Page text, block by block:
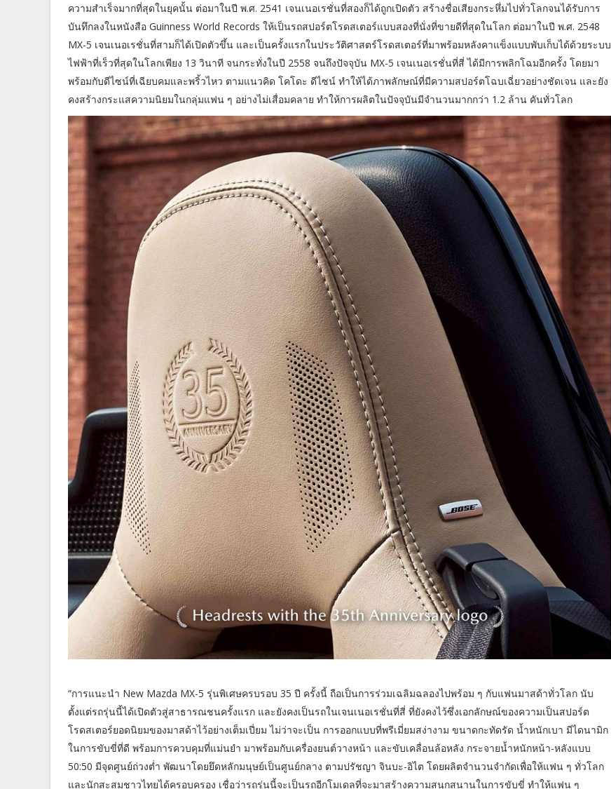
ความสำเร็จมากที่สุดในยุคนั้น ต่อมาในปี พ.ศ. 2541 เจนเนอเรชั่นที่สองก็ได้ถูกเปิดตัว สร้างชื่อเสียงกระหึ่มไปทั่วโลกจนได้รับการ
บันทึกลงในหนังสือ Guinness World Records ให้เป็นรถสปอร์ตโรดสเตอร์แบบสองที่นั่งที่ขายดีที่สุดในโลก ต่อมาในปี พ.ศ. 2548
MX-5 เจนเนอเรชั่นที่สามก็ได้เปิดตัวขึ้น และเป็นครั้งแรกในประวัติศาสตร์โรดสเตอร์ที่มาพร้อมหลังคาแข็งแบบพับเก็บได้ด้วยระบบ
ไฟฟ้าที่เร็วที่สุดในโลกเพียง 13 วินาที จนกระทั่งในปี 2558 จนถึงปัจจุบัน MX-5 เจนเนอเรชั่นที่สี่ ได้มีการพลิกโฉมอีกครั้ง โดยมา
พร้อมกับดีไซน์ที่เฉียบคมและพริ้วไหว ตามแนวคิด โคโดะ ดีไซน์ ทำให้ได้ภาพลักษณ์ที่มีความสปอร์ตโฉบเฉี่ยวอย่างชัดเจน และยัง
คงสร้างกระแสความนิยมในกลุ่มแฟน ๆ อย่างไม่เสื่อมคลาย ทำให้การผลิตในปัจจุบันมีจำนวนมากกว่า 1.2 ล้าน คันทั่วโลก
“การแนะนำ New Mazda MX-5 รุ่นพิเศษครบรอบ 35 ปี ครั้งนี้ ถือเป็นการร่วมเฉลิมฉลองไปพร้อม ๆ กับแฟนมาสด้าทั่วโลก นับ
ตั้งแต่รถรุ่นนี้ได้เปิดตัวสู่สาธารณชนครั้งแรก และยังคงเป็นรถในเจนเนอเรชั่นที่สี่ ที่ยังคงไว้ซึ่งเอกลักษณ์ของความเป็นสปอร์ต
โรดสเตอร์ยอดนิยมของมาสด้าไว้อย่างเต็มเปี่ยม ไม่ว่าจะเป็น การออกแบบที่พรีเมี่ยมสง่างาม ขนาดกะทัดรัด น้ำหนักเบา มีไดนามิก
ในการขับขี่ที่ดี พร้อมการควบคุมที่แม่นยำ มาพร้อมกับเครื่องยนต์วางหน้า และขับเคลื่อนล้อหลัง กระจายน้ำหนักหน้า-หลังแบบ
50:50 มีจุดศูนย์ถ่วงต่ำ พัฒนาโดยยึดหลักมนุษย์เป็นศูนย์กลาง ตามปรัชญา จินบะ-อิไต โดยผลิตจำนวนจำกัดเพื่อให้แฟน ๆ ทั่วโลก
และนักสะสมชาวไทยได้ครอบครอง เชื่อว่ารถรุ่นนี้จะเป็นรถอีกโมเดลที่จะมาสร้างความสนุกสนานในการขับขี่ ทำให้แฟน ๆ